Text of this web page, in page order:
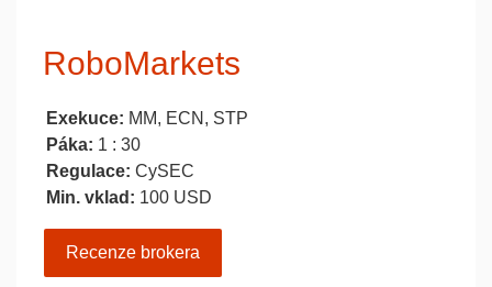
RoboMarkets
Exekuce: MM, ECN, STP
Páka: 1 : 30
Regulace: CySEC
Min. vklad: 100 USD
Recenze brokera